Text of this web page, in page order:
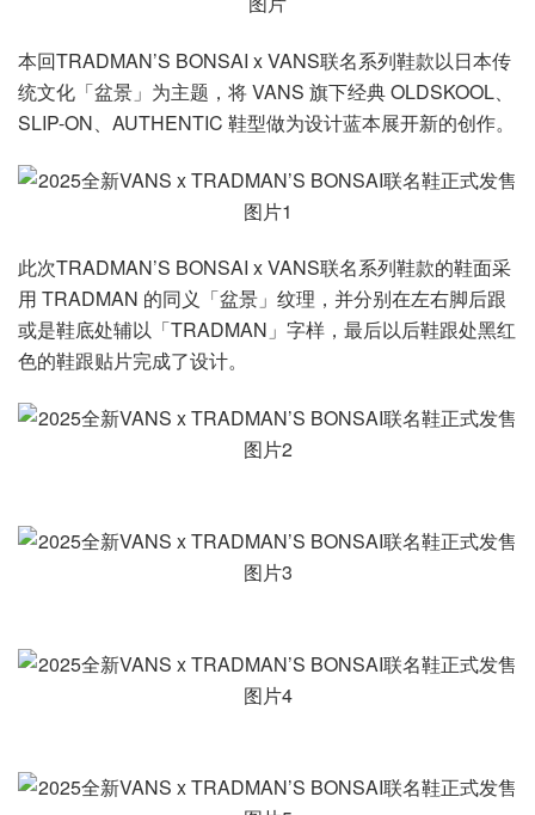
本回TRADMAN’S BONSAI x VANS联名系列鞋款以日本传
统文化「盆景」为主题，将 VANS 旗下经典 OLDSKOOL、
SLIP-ON、AUTHENTIC 鞋型做为设计蓝本展开新的创作。
此次TRADMAN’S BONSAI x VANS联名系列鞋款的鞋面采
用 TRADMAN 的同义「盆景」纹理，并分别在左右脚后跟
或是鞋底处辅以「TRADMAN」字样，最后以后鞋跟处黑红
色的鞋跟贴片完成了设计。